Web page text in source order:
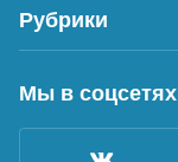
Рубрики
Мы в соцсетях